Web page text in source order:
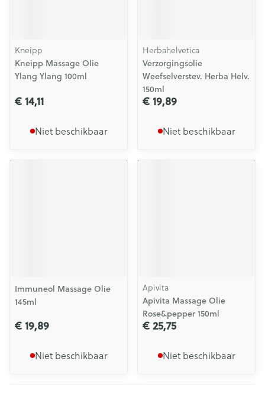
Kneipp
Kneipp Massage Olie
Ylang Ylang 100ml
€ 14,11
Niet beschikbaar
Herbahelvetica
Verzorgingsolie
Weefselverstev. Herba Helv.
150ml
€ 19,89
Niet beschikbaar
Immuneol Massage Olie
145ml
€ 19,89
Niet beschikbaar
Apivita
Apivita Massage Olie
Rose&pepper 150ml
€ 25,75
Niet beschikbaar